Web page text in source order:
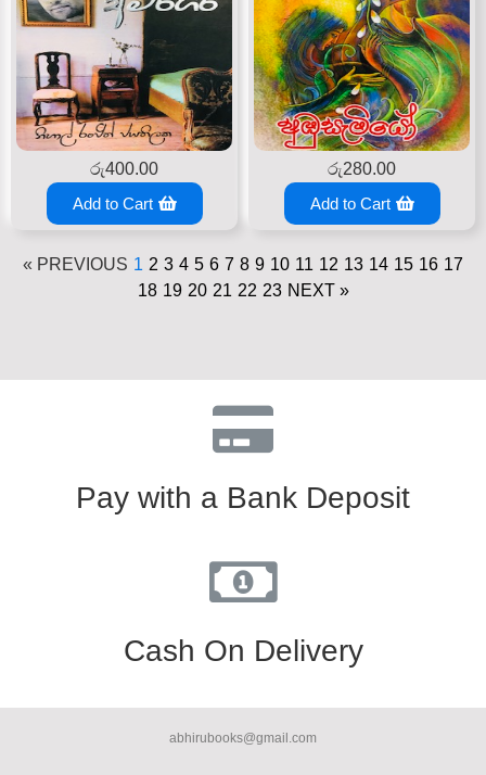
රු400.00
Add to Cart
රු280.00
Add to Cart
« PREVIOUS 1 2 3 4 5 6 7 8 9 10 11 12 13 14 15 16 17
18 19 20 21 22 23 NEXT »
Pay with a Bank Deposit
Cash On Delivery
abhirubooks@gmail.com